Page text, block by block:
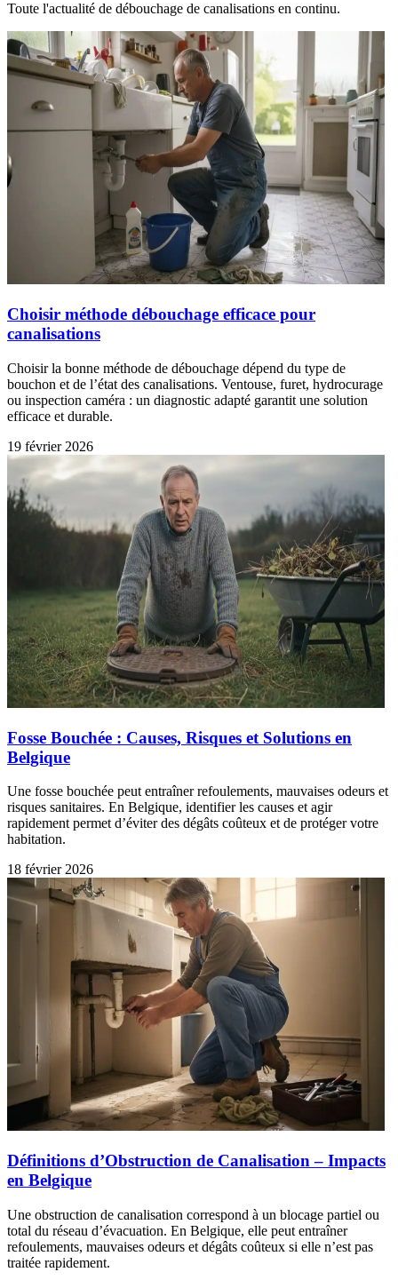
Toute l'actualité de débouchage de canalisations en continu.
Choisir méthode débouchage efficace pour
canalisations
Choisir la bonne méthode de débouchage dépend du type de
bouchon et de l’état des canalisations. Ventouse, furet, hydrocurage
ou inspection caméra : un diagnostic adapté garantit une solution
efficace et durable.
19 février 2026
Fosse Bouchée : Causes, Risques et Solutions en
Belgique
Une fosse bouchée peut entraîner refoulements, mauvaises odeurs et
risques sanitaires. En Belgique, identifier les causes et agir
rapidement permet d’éviter des dégâts coûteux et de protéger votre
habitation.
18 février 2026
Définitions d’Obstruction de Canalisation – Impacts
en Belgique
Une obstruction de canalisation correspond à un blocage partiel ou
total du réseau d’évacuation. En Belgique, elle peut entraîner
refoulements, mauvaises odeurs et dégâts coûteux si elle n’est pas
traitée rapidement.